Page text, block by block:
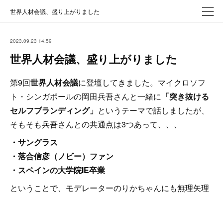
世界人材会議、盛り上がりました
2023.09.23 14:59
世界人材会議、盛り上がりました
第9回世界人材会議に登壇してきました。マイクロソフ
ト・シンガポールの岡田兵吾さんと一緒に 「突き抜ける
セルフブランディング」 というテーマで話しましたが、
そもそも兵吾さんとの共通点は3つあって、、、
・サングラス
・落合信彦（ノビー）ファン
・スペインの大学院IE卒業
ということで、モデレーターのりかちゃんにも無理矢理